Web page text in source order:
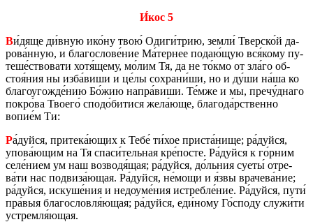
И́кос 5
Ви́дяще ди́вную ико́ну твою́ Одиги́трию, земли́ Твер­ско́й да­
ро­ва́нную, и бла­го­сло­ве́ние Ма́тер­нее подаю́щую вся́кому пу­
те­ше́ство­ва­ти хотя́щему, мо́лим Тя, да не то́кмо от зла́го об­
стоя́ния ны изба́виши и це́лы со­хра­ни́ши, но и ду́ши на́ша ко
бла­го­уго­жде́нию Бо́жию напра́виши. Те́мже и мы, пречу́днаго
покро́ва Тво­е­го́ сподо́би­ти­ся жела́юще, бла­го­да́рствен­но
вопие́м Ти:
Ра́дуйся, при­те­ка́ющих к Тебе́ ти́хое при­ста́нище; ра́дуйся,
упова́ющим на Тя спаси́тель­ная кре́посте. Ра́дуйся к го́рним
селе́нием ум наш воз­во­дя́щая; ра́дуйся, до́льния суеты́ отре­
ва́ти нас под­ви­за́ющая. Ра́дуйся, не́мощи и я́звы вра­че­ва́ние;
ра́дуйся, ис­ку­ше́ния и недо­уме́ния ис­треб­ле́ние. Ра́дуйся, пути́
пра́выя бла­го­слов­ля́ющая; ра́дуйся, еди́ному Го́споду служи́ти
устрем­ля́ющая.